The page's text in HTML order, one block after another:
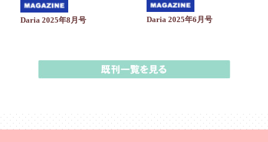
Daria 2025年8月号 Daria 2025年6月号